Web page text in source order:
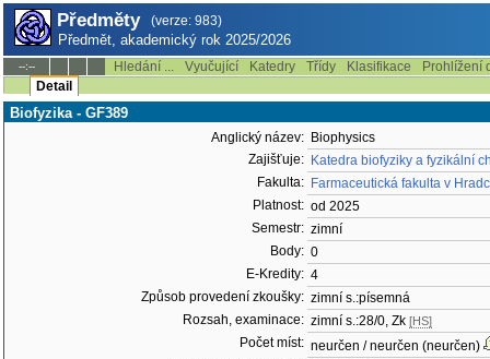
Předměty (verze: 983)
Předmět, akademický rok 2025/2026
--:-- Hledání ... Vyučující Katedry Třídy Klasifikace
Prohlížení
Detail
Biofyzika - GF389
Anglický název: Biophysics
Zajišťuje: Katedra biofyziky a fyzikální
Fakulta: Farmaceutická fakulta v
Platnost: od 2025
Semestr: zimní
Body: 0
E-Kredity: 4
Způsob provedení zkoušky: zimní s.:písemná
Rozsah, examinace: zimní s.:28/0, Zk [HS]
Počet míst: neurčen / neurčen (neurčen)